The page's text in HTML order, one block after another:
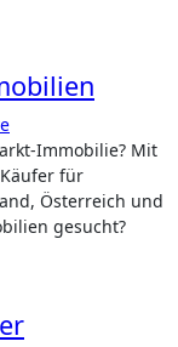
für
Österreich und
gesucht?